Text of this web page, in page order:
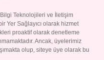
Teknolojileri ve İletişim
Yer Sağlayıcı olarak hizmet
proaktif olarak denetleme
Ancak, üyelerimiz
olup, siteye üye olarak bu